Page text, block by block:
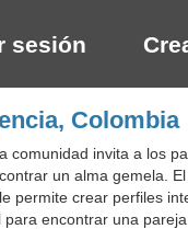
sesión
Colombia
invita a los
un alma gemela.
permite crear perfiles
encontrar una